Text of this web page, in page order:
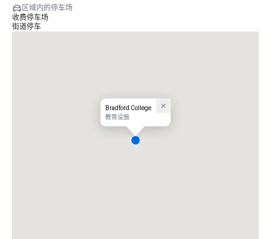
区域内的停车场
收费停车场
街道停车
Bradford College
教育设施